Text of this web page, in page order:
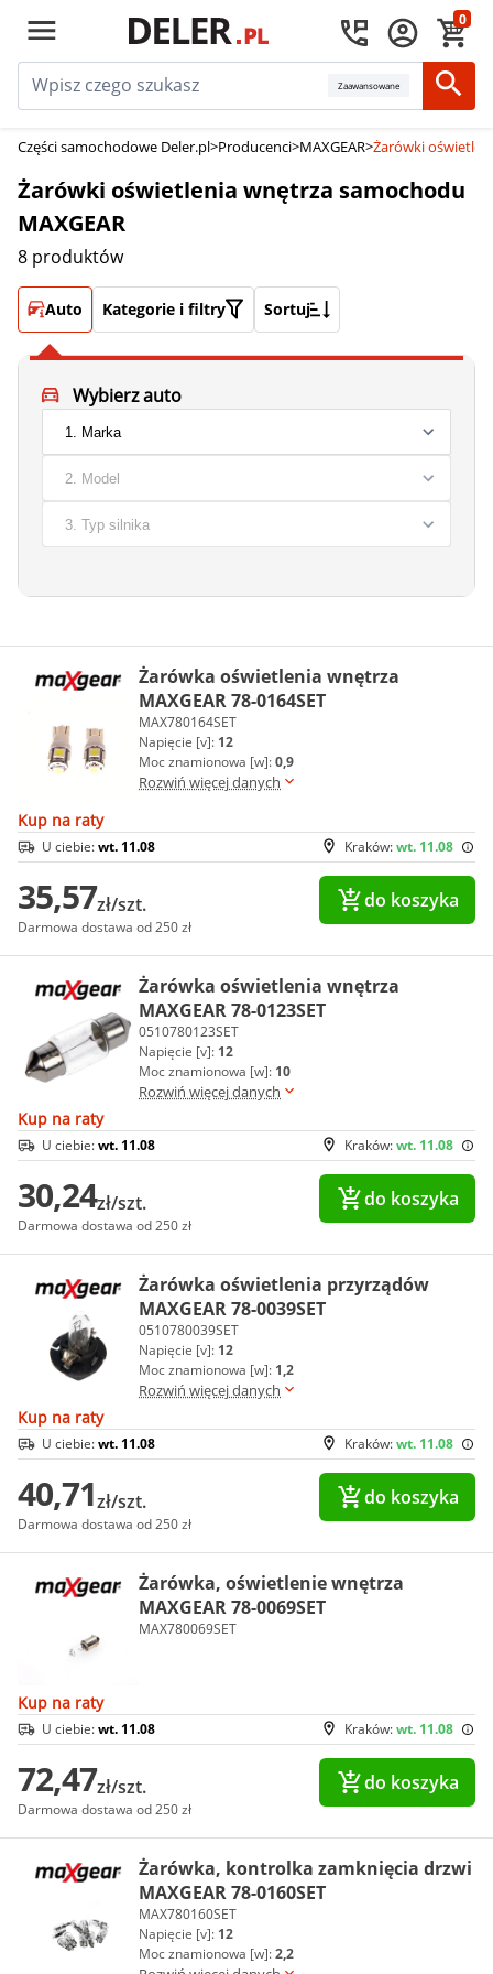
0
Zaawansowane
Części samochodowe Deler.pl>Producenci>MAXGEAR>Żarówki
Żarówki oświetlenia wnętrza samochodu
MAXGEAR
8 produktów
Auto Kategorie i filtry Sortuj
Wybierz auto
Żarówka oświetlenia wnętrza
MAXGEAR 78-0164SET
MAX780164SET
Napięcie [v]: 12
Moc znamionowa [w]:0,9
Rozwiń więcej danych
Kup na raty
Kraków:wt. 11.08
U ciebie:wt. 11.08
35,57zł/szt.
Darmowa dostawa od 250 zł
do koszyka
Żarówka oświetlenia wnętrza
MAXGEAR 78-0123SET
0510780123SET
Napięcie [v]: 12
Moc znamionowa [w]: 10
Rozwiń więcej danych
Kup na raty
Kraków:wt. 11.08
U ciebie:wt. 11.08
30,24zł/szt.
Darmowa dostawa od 250 zł
do koszyka
Żarówka oświetlenia przyrządów
MAXGEAR 78-0039SET
0510780039SET
Napięcie [v]: 12
Moc znamionowa [w]: 1,2
Rozwiń więcej danych
Kup na raty
Kraków:wt. 11.08
U ciebie:wt. 11.08
40,71zł/szt.
Darmowa dostawa od 250 zł
do koszyka
Żarówka, oświetlenie wnętrza
MAXGEAR 78-0069SET
MAX780069SET
Kup na raty
Kraków:wt. 11.08
U ciebie:wt. 11.08
72,47zł/szt.
Darmowa dostawa od 250 zł
do koszyka
Żarówka, kontrolka zamknięcia drzwi
MAXGEAR 78-0160SET
MAX780160SET
Napięcie [v]: 12
Moc znamionowa [w]:2,2